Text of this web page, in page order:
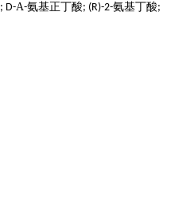
; D-Α-氨基正丁酸; (R)-2-氨基丁酸;